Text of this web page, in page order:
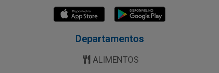
Departamentos
ALIMENTOS